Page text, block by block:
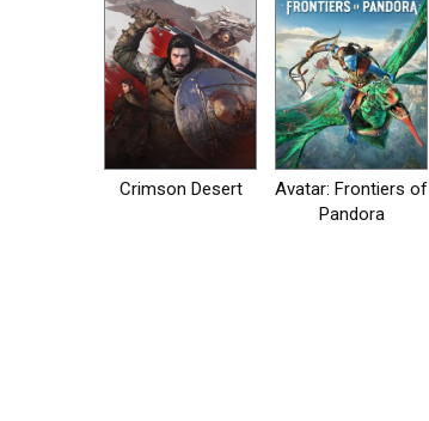
Crimson Desert
Avatar: Frontiers of
Pandora